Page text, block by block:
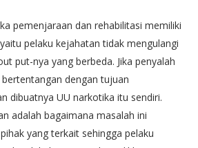
pemenjaraan dan rehabilitasi memiliki
pelaku kejahatan tidak mengulangi
put-nya yang berbeda. Jika penyalah
dengan tujuan
dibuatnya UU narkotika itu sendiri.
adalah bagaimana masalah ini
yang terkait sehingga pelaku